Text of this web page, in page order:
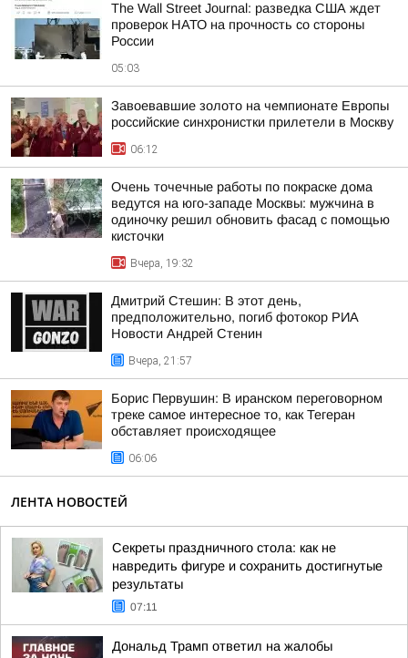
The Wall Street Journal: разведка США ждет
проверок НАТО на прочность со стороны
России
05:03
Завоевавшие золото на чемпионате Европы
российские синхронистки прилетели в Москву
06:12
Очень точечные работы по покраске дома
ведутся на юго-западе Москвы: мужчина в
одиночку решил обновить фасад с помощью
кисточки
Вчера, 19:32
Дмитрий Стешин: В этот день,
предположительно, погиб фотокор РИА
Новости Андрей Стенин
Вчера, 21:57
Борис Первушин: В иранском переговорном
треке самое интересное то, как Тегеран
обставляет происходящее
06:06
ЛЕНТА НОВОСТЕЙ
Секреты праздничного стола: как не
навредить фигуре и сохранить достигнутые
результаты
07:11
Дональд Трамп ответил на жалобы